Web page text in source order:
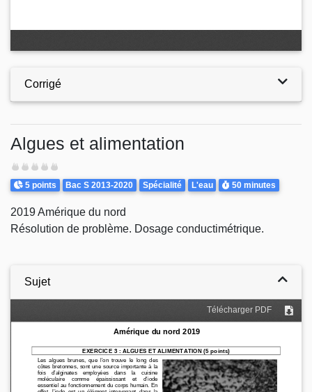
Corrigé
Algues et alimentation
Difficulté
Points
5 points Theme
Bac S 2013-2020 Spécialité L'eau Durée
50 minutes
2019 Amérique du nord
Résolution de problème. Dosage conductimétrique.
Sujet